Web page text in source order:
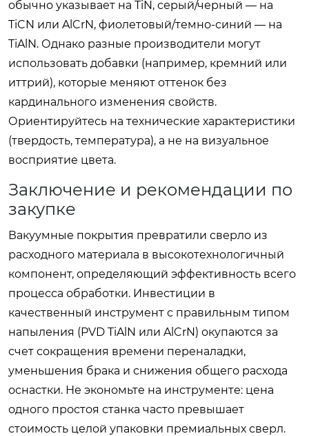
обычно указывает на TiN, серый/черный — на
TiCN или AlCrN, фиолетовый/темно-синий — на
TiAlN. Однако разные производители могут
использовать добавки (например, кремний или
иттрий), которые меняют оттенок без
кардинального изменения свойств.
Ориентируйтесь на технические характеристики
(твердость, температура), а не на визуальное
восприятие цвета.
Заключение и рекомендации по
закупке
Вакуумные покрытия превратили сверло из
расходного материала в высокотехнологичный
компонент, определяющий эффективность всего
процесса обработки. Инвестиции в
качественный инструмент с правильным типом
напыления (PVD TiAlN или AlCrN) окупаются за
счет сокращения времени переналадки,
уменьшения брака и снижения общего расхода
оснастки. Не экономьте на инструменте: цена
одного простоя станка часто превышает
стоимость целой упаковки премиальных сверл.